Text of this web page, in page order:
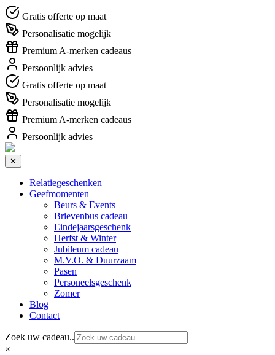
Gratis offerte op maat
Personalisatie mogelijk
Premium A-merken cadeaus
Persoonlijk advies
Gratis offerte op maat
Personalisatie mogelijk
Premium A-merken cadeaus
Persoonlijk advies
✕
Relatiegeschenken
Geefmomenten
Beurs & Events
Brievenbus cadeau
Eindejaarsgeschenk
Herfst & Winter
Jubileum cadeau
M.V.O. & Duurzaam
Pasen
Personeelsgeschenk
Zomer
Blog
Contact
Zoek uw cadeau..
×